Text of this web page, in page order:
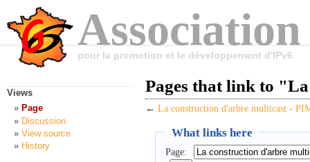
pour la promotion et le développement d'IPv6
Pages that link to
← La construction d'arbre multicast -
What links here
Page:
Views
Page
Discussion
View source
History